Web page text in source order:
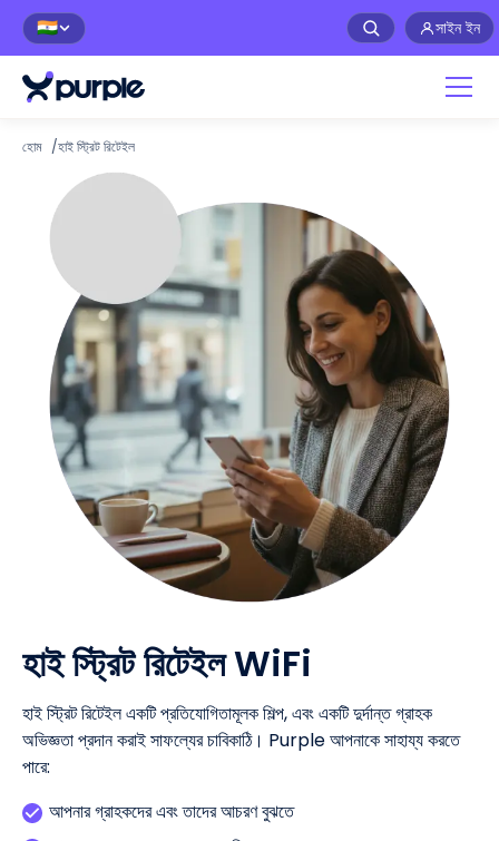
🇮🇳 সাইন ইন
হোম /হাই স্ট্রিট রিটেইল
হাই স্ট্রিট রিটেইল WiFi
হাই স্ট্রিট রিটেইল একটি প্রতিযোগিতামূলক শিল্প, এবং একটি দুর্দান্ত গ্রাহক
অভিজ্ঞতা প্রদান করাই সাফল্যের চাবিকাঠি। Purple আপনাকে সাহায্য করতে
পারে:
আপনার গ্রাহকদের এবং তাদের আচরণ বুঝতে